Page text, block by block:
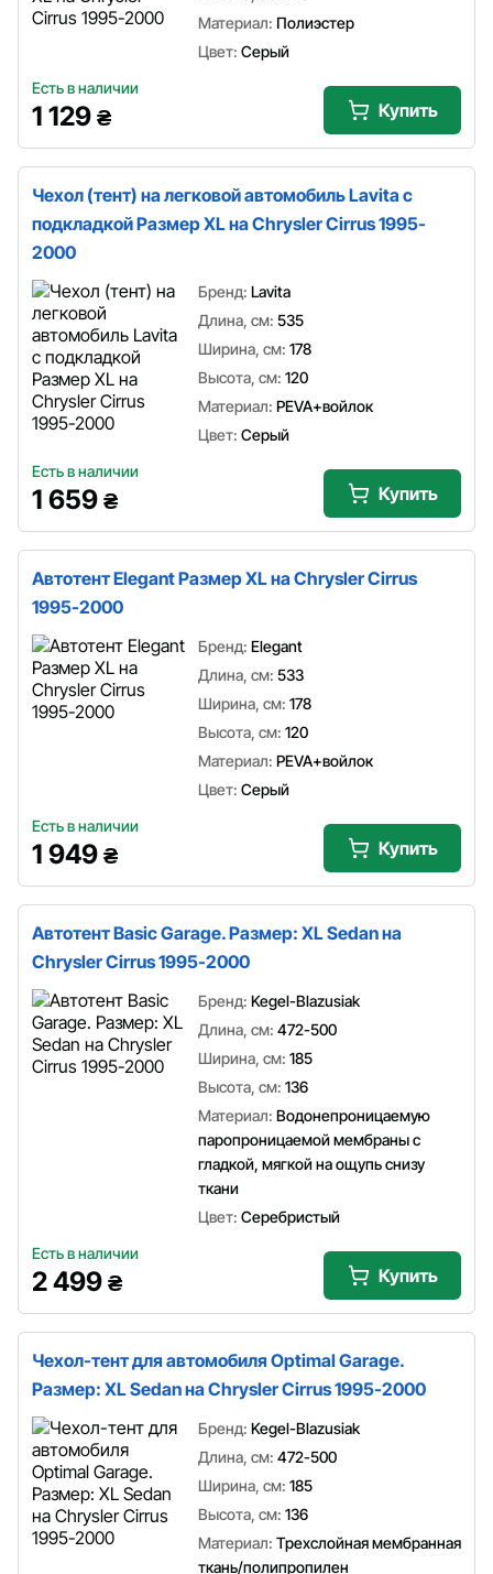
Материал: Полиэстер
Цвет: Серый
Есть в наличии
1 129 ₴ Купить
Чехол (тент) на легковой автомобиль Lavita с
подкладкой Размер XL на Chrysler Cirrus 1995-
2000
Бренд: Lavita
Длина, см: 535
Ширина, см: 178
Высота, см: 120
Материал: PEVA+войлок
Цвет: Серый
Есть в наличии
1 659 ₴ Купить
Автотент Elegant Размер XL на Chrysler Cirrus
1995-2000
Бренд: Elegant
Длина, см: 533
Ширина, см: 178
Высота, см: 120
Материал: PEVA+войлок
Цвет: Серый
Есть в наличии
1 949 ₴ Купить
Автотент Basic Garage. Размер: XL Sedan на
Chrysler Cirrus 1995-2000
Бренд: Kegel-Blazusiak
Длина, см: 472-500
Ширина, см: 185
Высота, см: 136
Материал: Водонепроницаемую
паропроницаемой мембраны с
гладкой, мягкой на ощупь снизу
ткани
Цвет: Серебристый
Есть в наличии
2 499 ₴ Купить
Чехол-тент для автомобиля Optimal Garage.
Размер: XL Sedan на Chrysler Cirrus 1995-2000
Бренд: Kegel-Blazusiak
Длина, см: 472-500
Ширина, см: 185
Высота, см: 136
Материал: Трехслойная мембранная
ткань/полипропилен